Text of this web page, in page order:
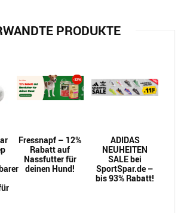
PRODUKTE
Fressnapf – 12%
Rabatt auf
Nassfutter für
deinen Hund!
ADIDAS
NEUHEITEN
SALE bei
SportSpar.de –
bis 93% Rabatt!